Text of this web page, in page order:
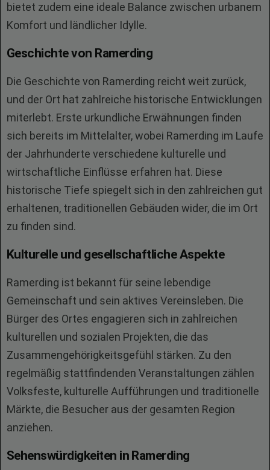
bietet zudem eine ideale Balance zwischen urbanem
Komfort und ländlicher Idylle.
Geschichte von Ramerding
Die Geschichte von Ramerding reicht weit zurück,
und der Ort hat zahlreiche historische Entwicklungen
miterlebt. Erste urkundliche Erwähnungen finden
sich bereits im Mittelalter, wobei Ramerding im Laufe
der Jahrhunderte verschiedene kulturelle und
wirtschaftliche Einflüsse erfahren hat. Diese
historische Tiefe spiegelt sich in den zahlreichen gut
erhaltenen, traditionellen Gebäuden wider, die im Ort
zu finden sind.
Kulturelle und gesellschaftliche Aspekte
Ramerding ist bekannt für seine lebendige
Gemeinschaft und sein aktives Vereinsleben. Die
Bürger des Ortes engagieren sich in zahlreichen
kulturellen und sozialen Projekten, die das
Zusammengehörigkeitsgefühl stärken. Zu den
regelmäßig stattfindenden Veranstaltungen zählen
Volksfeste, kulturelle Aufführungen und traditionelle
Märkte, die Besucher aus der gesamten Region
anziehen.
Sehenswürdigkeiten in Ramerding